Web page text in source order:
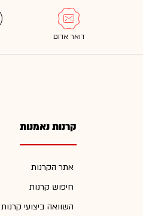
קרנות נאמנות
אתר הקרנות
חיפוש קרנות
השוואה ביצועי קרנות